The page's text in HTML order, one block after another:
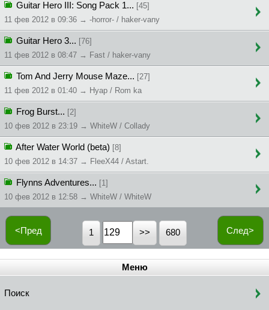
Guitar Hero III: Song Pack 1... [45]
11 фев 2012 в 09:36 → -horror- / haker-vany
Guitar Hero 3... [76]
11 фев 2012 в 08:47 → Fast / haker-vany
Tom And Jerry Mouse Maze... [27]
11 фев 2012 в 01:40 → Hyap / Rom ka
Frog Burst... [2]
10 фев 2012 в 23:19 → WhiteW / Collady
After Water World (beta) [8]
10 фев 2012 в 14:37 → FleeX44 / Astart.
Flynns Adventures... [1]
10 фев 2012 в 12:58 → WhiteW / WhiteW
<Пред След>
1 680
Меню
Поиск